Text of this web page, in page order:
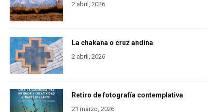
2 abril, 2026
La chakana o cruz andina
2 abril, 2026
Retiro de fotografía contemplativa
21 marzo, 2026